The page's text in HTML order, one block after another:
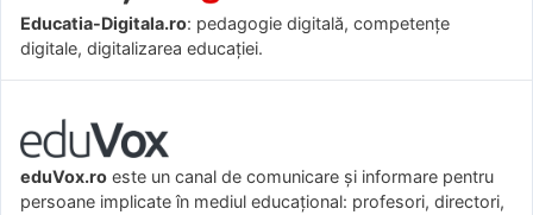
Educatia-Digitala.ro: pedagogie digitală, competențe
digitale, digitalizarea educației.
eduVox.ro este un canal de comunicare și informare pentru
persoane implicate în mediul educațional: profesori, directori,